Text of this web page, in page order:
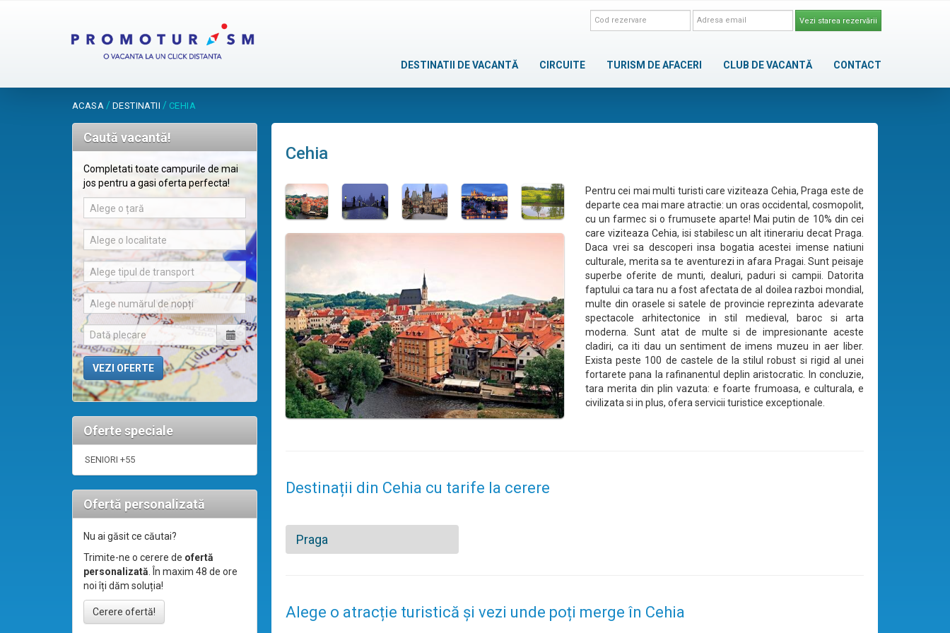
Vezi starea rezervării
DESTINATII DE VACANTĂ CIRCUITE TURISM DE AFACERI CLUB DE VACANTĂ CONTACT
ACASA / DESTINATII / CEHIA
Caută vacantă!
Completati toate campurile de mai
jos pentru a gasi oferta perfecta!
Alege o țară
Alege o localitate
Alege tipul de transport
Alege numărul de nopți
Oferte speciale
SENIORI +55
Ofertă personalizată
Nu ai găsit ce căutai?
Trimite-ne o cerere de ofertă
personalizată. În maxim 48 de ore
noi îți dăm soluția!
Cerere ofertă!
Cehia
Pentru cei mai multi turisti care viziteaza Cehia, Praga este de
departe cea mai mare atractie: un oras occidental, cosmopolit,
cu un farmec si o frumusete aparte! Mai putin de 10% din cei
care viziteaza Cehia, isi stabilesc un alt itinerariu decat Praga.
Daca vrei sa descoperi insa bogatia acestei imense natiuni
culturale, merita sa te aventurezi in afara Pragai. Sunt peisaje
superbe oferite de munti, dealuri, paduri si campii. Datorita
faptului ca tara nu a fost afectata de al doilea razboi mondial,
multe din orasele si satele de provincie reprezinta adevarate
spectacole arhitectonice in stil medieval, baroc si arta
moderna. Sunt atat de multe si de impresionante aceste
cladiri, ca iti dau un sentiment de imens muzeu in aer liber.
Exista peste 100 de castele de la stilul robust si rigid al unei
fortarete pana la rafinanentul deplin aristocratic. In concluzie,
tara merita din plin vazuta: e foarte frumoasa, e culturala, e
civilizata si in plus, ofera servicii turistice exceptionale.
Destinații din Cehia cu tarife la cerere
Praga
Alege o atracție turistică și vezi unde poți merge în Cehia